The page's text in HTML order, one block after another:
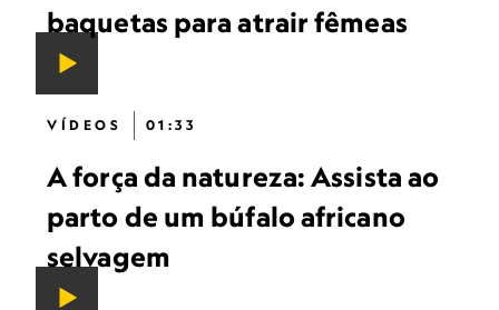
baquetas para atrair fêmeas
VÍDEOS 01:33
A força da natureza: Assista ao
parto de um búfalo africano
selvagem